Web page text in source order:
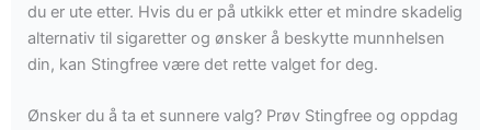
du er ute etter. Hvis du er på utkikk etter et mindre skadelig
alternativ til sigaretter og ønsker å beskytte munnhelsen
din, kan Stingfree være det rette valget for deg.
Ønsker du å ta et sunnere valg? Prøv Stingfree og oppdag